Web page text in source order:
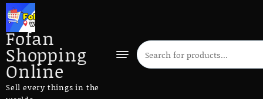
Fofan
Shopping
Online
Sell every things in the